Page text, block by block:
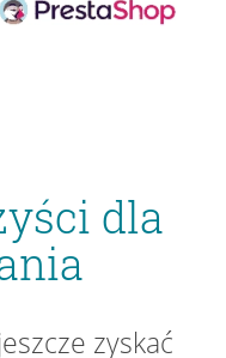
dla
zyskać